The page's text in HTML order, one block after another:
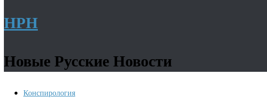
НРН
Новые Русские Новости
Конспирология